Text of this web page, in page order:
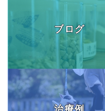
ブログ